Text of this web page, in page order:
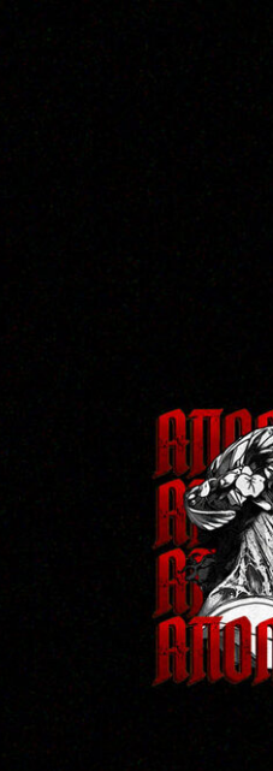
фото
Все о месте
особенности, галерея
свободные эскизы от